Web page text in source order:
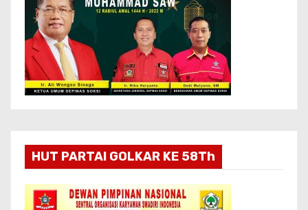
HUT PARTAI GOLKAR KE 58Th